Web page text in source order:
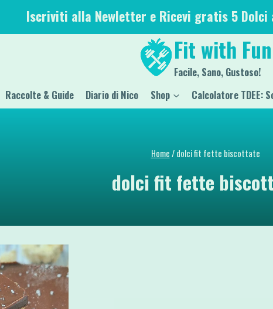
Iscriviti alla Newletter e Ricevi gratis 5 Dolci
Fit with Fun
Facile, Sano, Gustoso!
Raccolte & Guide Diario di Nico Shop Calcolatore TDEE:
Home/ dolci fit fette biscottate
dolci fit fette